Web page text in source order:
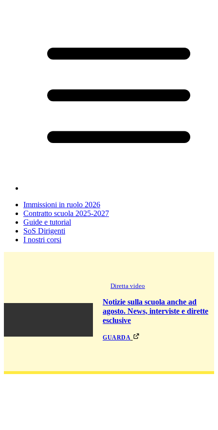
Immissioni in ruolo 2026
Contratto scuola 2025-2027
Guide e tutorial
SoS Dirigenti
I nostri corsi
Diretta video
Notizie sulla scuola anche ad
agosto. News, interviste e dirette
esclusive
guarda